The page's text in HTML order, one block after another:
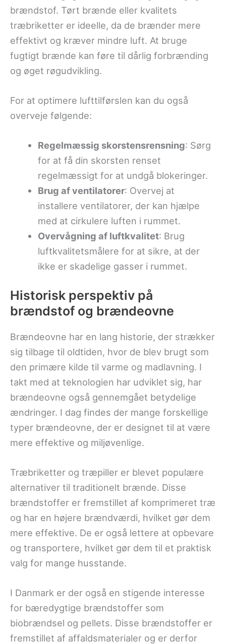
brændstof. Tørt brænde eller kvalitets
træbriketter er ideelle, da de brænder mere
effektivt og kræver mindre luft. At bruge
fugtigt brænde kan føre til dårlig forbrænding
og øget røgudvikling.
For at optimere lufttilførslen kan du også
overveje følgende:
Regelmæssig skorstensrensning: Sørg
for at få din skorsten renset
regelmæssigt for at undgå blokeringer.
Brug af ventilatorer: Overvej at
installere ventilatorer, der kan hjælpe
med at cirkulere luften i rummet.
Overvågning af luftkvalitet: Brug
luftkvalitetsmålere for at sikre, at der
ikke er skadelige gasser i rummet.
Historisk perspektiv på
brændstof og brændeovne
Brændeovne har en lang historie, der strækker
sig tilbage til oldtiden, hvor de blev brugt som
den primære kilde til varme og madlavning. I
takt med at teknologien har udviklet sig, har
brændeovne også gennemgået betydelige
ændringer. I dag findes der mange forskellige
typer brændeovne, der er designet til at være
mere effektive og miljøvenlige.
Træbriketter og træpiller er blevet populære
alternativer til traditionelt brænde. Disse
brændstoffer er fremstillet af komprimeret træ
og har en højere brændværdi, hvilket gør dem
mere effektive. De er også lettere at opbevare
og transportere, hvilket gør dem til et praktisk
valg for mange husstande.
I Danmark er der også en stigende interesse
for bæredygtige brændstoffer som
biobrændsel og pellets. Disse brændstoffer er
fremstillet af affaldsmaterialer og er derfor